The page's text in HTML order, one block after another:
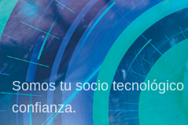
Somos tu socio
confianza.